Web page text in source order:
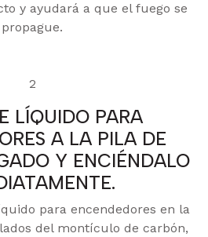
y ayudará a que el fuego se
propague.
2
LÍQUIDO PARA
A LA PILA DE
Y ENCIÉNDALO
para encendedores en la
del montículo de carbón,